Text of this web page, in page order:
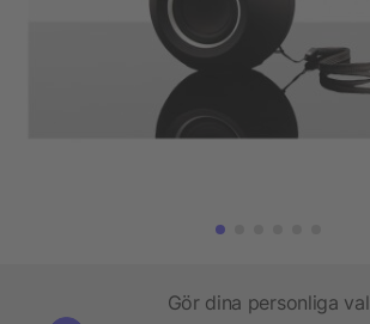
Gör dina personliga val